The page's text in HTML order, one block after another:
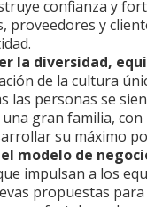
confianza y
proveedores y
la diversidad,
de la cultura
las personas se
gran familia,
su máximo
modelo de
impulsan a los
propuestas